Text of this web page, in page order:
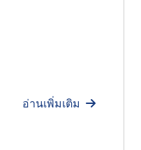
อ่านเพิ่มเติม